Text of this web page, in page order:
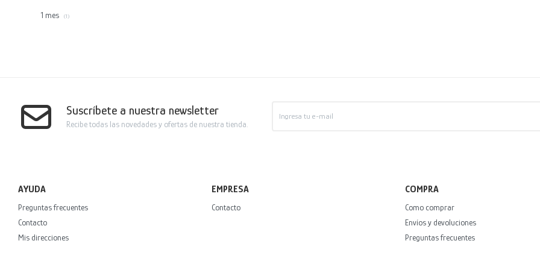
1 mes (1)
Suscríbete a nuestra newsletter
Recibe todas las novedades y ofertas de nuestra tienda.
AYUDA
Preguntas frecuentes
Contacto
Mis direcciones
EMPRESA
Contacto
COMPRA
Como comprar
Envíos y devoluciones
Preguntas frecuentes